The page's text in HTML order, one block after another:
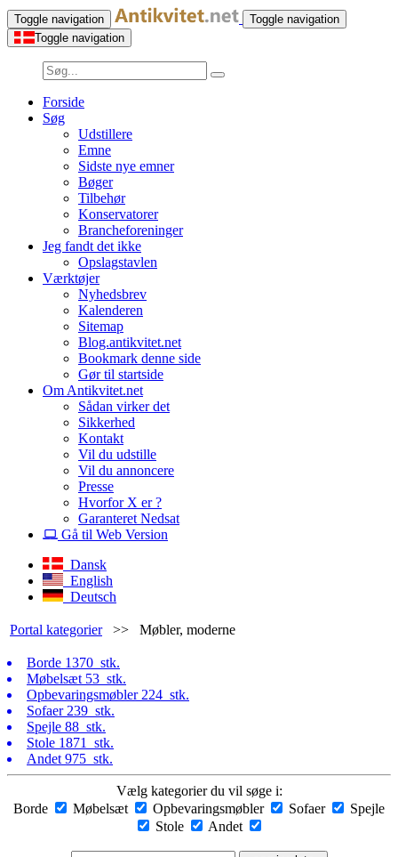
Toggle navigation
Toggle navigation
Toggle navigation
Forside
Søg
Udstillere
Emne
Sidste nye emner
Bøger
Tilbehør
Konservatorer
Brancheforeninger
Jeg fandt det ikke
Opslagstavlen
Værktøjer
Nyhedsbrev
Kalenderen
Sitemap
Blog.antikvitet.net
Bookmark denne side
Gør til startside
Om Antikvitet.net
Sådan virker det
Sikkerhed
Kontakt
Vil du udstille
Vil du annoncere
Presse
Hvorfor X er ?
Garanteret Nedsat
Gå til Web Version
Dansk
English
Deutsch
Portal kategorier >> Møbler, moderne
Borde 1370 stk.
Møbelsæt 53 stk.
Opbevaringsmøbler 224 stk.
Sofaer 239 stk.
Spejle 88 stk.
Stole 1871 stk.
Andet 975 stk.
Vælg kategorier du vil søge i:
Borde
Møbelsæt Opbevaringsmøbler Sofaer
Spejle
Stole
Andet